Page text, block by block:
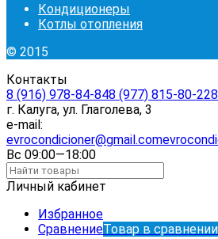
Кондиционеры
Котлы отопления
© 2015
Контакты
8 (916) 978-84-848 (977) 815-80-22
г. Калуга, ул. Глаголева, 3
e-mail:
evrocondicioner@gmail.com
Вс 09:00—18:00
Личный кабинет
Избранное
СравнениеТовар в сравнении